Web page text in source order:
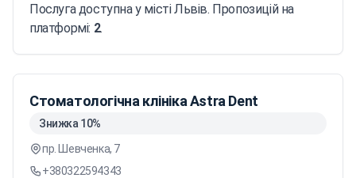
Послуга доступна у місті Львів. Пропозицій на
платформі: 2.
Стоматологічна клініка Astra Dent
Знижка 10%
пр. Шевченка, 7
+380322594343